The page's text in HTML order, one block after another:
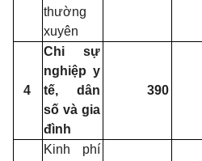
thường
xuyên
4
Chi sự
nghiệp y
tế, dân
số và gia
đình
390
Kinh phí